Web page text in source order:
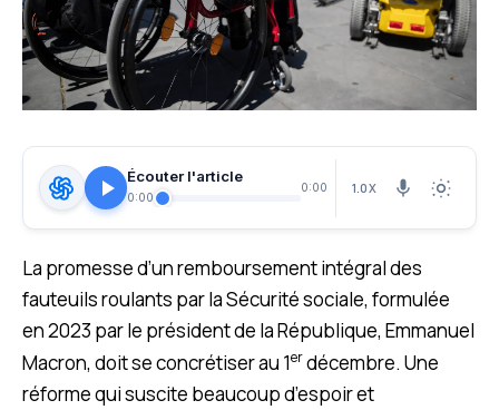
Écouter l'article
0:00
0:00 1.0X
La promesse d’un remboursement intégral des
fauteuils roulants par la Sécurité sociale, formulée
en 2023 par le président de la République, Emmanuel
Macron, doit se concrétiser au 1erdécembre. Une
réforme qui suscite beaucoup d’espoir et